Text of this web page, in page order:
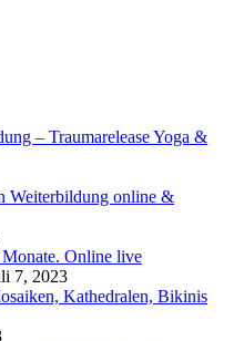
– Traumarelease Yoga &
Weiterbildung online &
Online live
7, 2023
Kathedralen, Bikinis